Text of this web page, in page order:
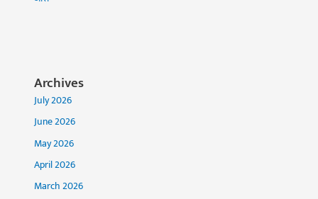
Archives
July 2026
June 2026
May 2026
April 2026
March 2026